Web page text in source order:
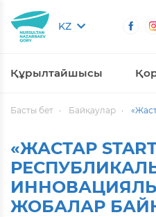
KZ
Құрылтайшысы
Басты бет Байқаулар
«ЖАСТАР
ЖОБАЛАР